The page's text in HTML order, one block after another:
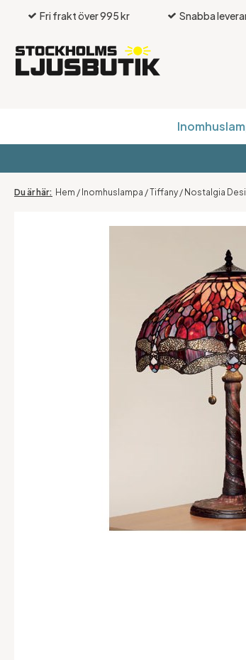
Fri frakt över 995 kr Snabba
Hem / Inomhuslampa /Tiffany / Nostalgia